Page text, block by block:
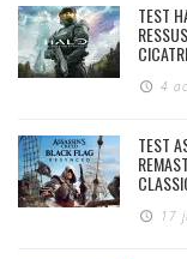
TEST
4
TEST
17